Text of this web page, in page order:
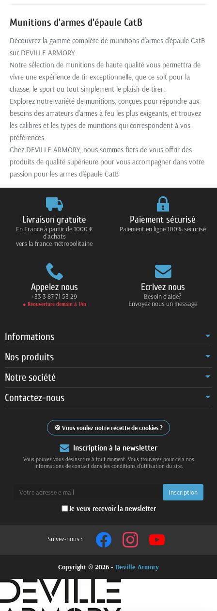
Munitions d'armes d'épaule CatB
Découvrez la gamme complète de munitions d'armes d'épaule CatB
sur DEVILLE ARMORY.
Notre sélection de munitions de haute qualité vous permettra de
vivre une expérience de tir exceptionnelle, que ce soit pour la
chasse, le sport ou tout simplement le plaisir de tirer.
Explorez notre variété de munitions, conçues pour répondre aux
besoins des amateurs d'armes à feu les plus exigeants, et trouvez
les calibres et les types de munitions qui correspondent à vos
préférences.
Chez DEVILLE ARMORY, nous sommes fiers de vous offrir des
produits de qualité supérieure pour vous accompagner dans votre
passion pour les armes d'épaule CatB
Livraison gratuite
En France à partir de 1000 €
d'achats
vers la france métropolitaine
Paiement sécurisé
Paiement en ligne 100% sécurisé
Appelez nous
+33 3 87 71 53 29
● Réouverture demain à 14h
Ecrivez nous
Besoin d'aide?
Envoyez nous un message
Informations
Nos produits
Notre société
Contactez-nous
Vous voulez notre recette de cookies ?
Inscription à la newsletter
Vous pouvez vous désinscrire à tout moment. Vous trouverez pour cela nos
informations de contact dans les conditions d'utilisation du site.
Je veux recevoir la newsletter
Suivez-nous :
Copyright © 2026 - Deville Armory